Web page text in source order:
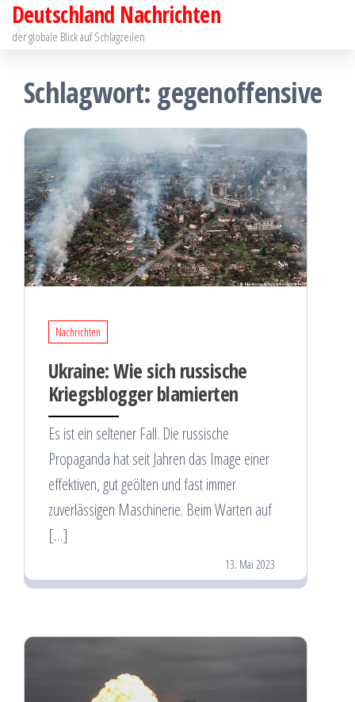
Zum
Inhalt
Deutschland Nachrichten
der globale Blick auf Schlagzeilen
Schlagwort: gegenoffensive
Nachrichten
Ukraine: Wie sich russische
Kriegsblogger blamierten
Es ist ein seltener Fall. Die russische
Propaganda hat seit Jahren das Image einer
effektiven, gut geölten und fast immer
zuverlässigen Maschinerie. Beim Warten auf
[…]
13. Mai 2023